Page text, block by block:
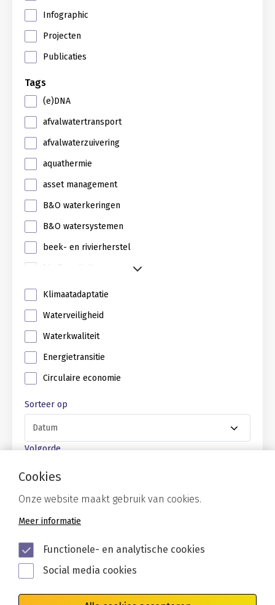
Infographic
Projecten
Publicaties
Tags
(e)DNA
afvalwatertransport
afvalwaterzuivering
aquathermie
asset management
B&O waterkeringen
B&O watersystemen
beek- en rivierherstel
biodiversiteit
Klimaatadaptatie
Waterveiligheid
Waterkwaliteit
Energietransitie
Circulaire economie
Sorteer op
Volgorde
Cookies
Onze website maakt gebruik van cookies.
Meer informatie
Functionele- en analytische cookies
Social media cookies